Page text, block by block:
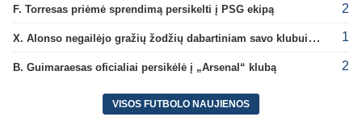
F. Torresas priėmė sprendimą persikelti į PSG ekipą 2
X. Alonso negailėjo gražių žodžių dabartiniam savo klubui „Chelsea“ 1
B. Guimaraesas oficialiai persikėlė į „Arsenal“ klubą 2
VISOS FUTBOLO NAUJIENOS